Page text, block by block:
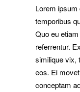
Lorem ipsum
temporibus
Quo eu
referrentur.
similique vix,
eos. Ei
conceptam